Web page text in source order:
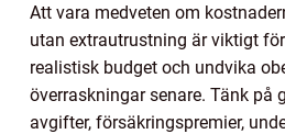
Att vara medveten om
utan extrautrustning är viktigt
realistisk budget och undvika
överraskningar senare. Tänk på
avgifter, försäkringspremier,